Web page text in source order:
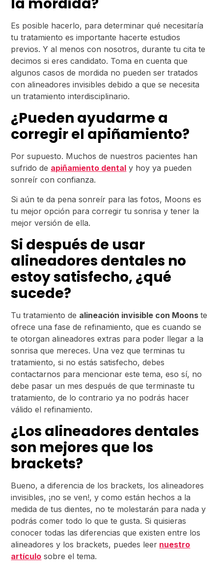
Es posible hacerlo, para determinar qué necesitaría
tu tratamiento es importante hacerte estudios
previos. Y al menos con nosotros, durante tu cita te
decimos si eres candidato. Toma en cuenta que
algunos casos de mordida no pueden ser tratados
con alineadores invisibles debido a que se necesita
un tratamiento interdisciplinario.
¿Pueden ayudarme a
corregir el apiñamiento?
Por supuesto. Muchos de nuestros pacientes han
sufrido de apiñamiento dental y hoy ya pueden
sonreír con confianza.
Si aún te da pena sonreír para las fotos, Moons es
tu mejor opción para corregir tu sonrisa y tener la
mejor versión de ella.
Si después de usar
alineadores dentales no
estoy satisfecho, ¿qué
sucede?
Tu tratamiento de alineación invisible con Moonste
ofrece una fase de refinamiento, que es cuando se
te otorgan alineadores extras para poder llegar a la
sonrisa que mereces. Una vez que terminas tu
tratamiento, si no estás satisfecho, debes
contactarnos para mencionar este tema, eso sí, no
debe pasar un mes después de que terminaste tu
tratamiento, de lo contrario ya no podrás hacer
válido el refinamiento.
¿Los alineadores dentales
son mejores que los
brackets?
Bueno, a diferencia de los brackets, los alineadores
invisibles, ¡no se ven!, y como están hechos a la
medida de tus dientes, no te molestarán para nada y
podrás comer todo lo que te gusta. Si quisieras
conocer todas las diferencias que existen entre los
alineadores y los brackets, puedes leer nuestro
artículo sobre el tema.